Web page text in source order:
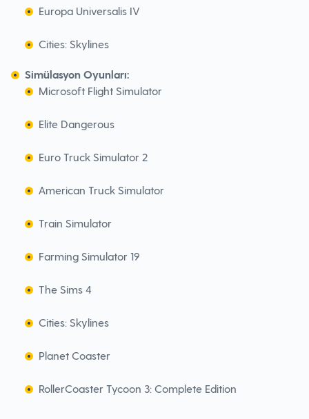
Europa Universalis IV
Cities: Skylines
Simülasyon Oyunları:
Microsoft Flight Simulator
Elite Dangerous
Euro Truck Simulator 2
American Truck Simulator
Train Simulator
Farming Simulator 19
The Sims 4
Cities: Skylines
Planet Coaster
RollerCoaster Tycoon 3: Complete Edition